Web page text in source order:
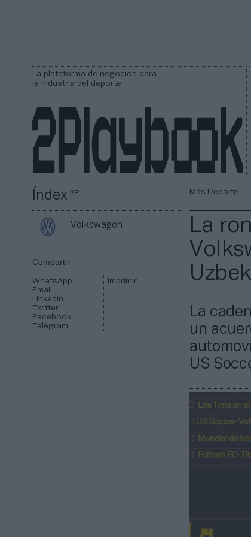
La plataforma de negocios para
la industria del deporte
Índex2P
Volkswagen
Compartir
WhatsApp
Email
Linkedin
Twitter
Facebook
Telegram
Imprimir
Más Deporte
La
La
un
US